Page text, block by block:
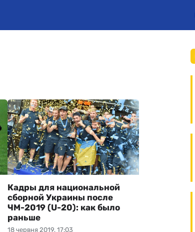
18 червня 2019, 17:03
Кадры для национальной
сборной Украины после
ЧМ-2019 (U-20): как было
раньше